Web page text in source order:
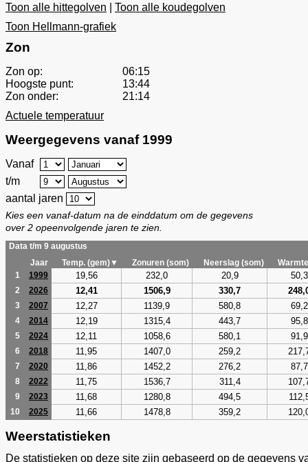
Toon alle hittegolven
Toon alle koudegolven
Toon Hellmann-grafiek
Zon
Zon op:
06:15
Hoogste punt:
13:44
Zon onder:
21:14
Actuele temperatuur
Weergegevens vanaf 1999
Vanaf
t/m
aantal jaren
Kies een vanaf-datum na de einddatum om de gegevens
over 2 opeenvolgende jaren te zien.
Data t/m 9 augustus
Jaar
Temp. (gem)▼ Zonuren (som) Neerslag (som)
1
1999 19,56 232,0 20,9 50,3
2 2026 12,41 1506,9 330,7
3 2007 12,27 1139,9 580,8 69,2
4 2014 12,19 1315,4 443,7 95,8
5 2024 12,11 1058,6 580,1 91,9
6 2018 11,95 1407,0 259,2
7 2020 11,86 1452,2 276,2 87,7
8 2022 11,75 1536,7 311,4
9 2023 11,68 1280,8 494,5
10 2025 11,66 1478,8 359,2
Weerstatistieken
De statistieken op deze site zijn gebaseerd op de gegevens